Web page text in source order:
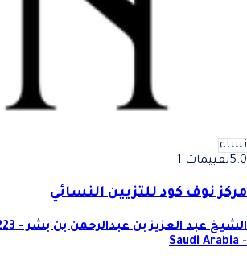
نساء
5.0تقييمات 1
مركز نوف كود للتزيين النسائي
- Saudi Arabia